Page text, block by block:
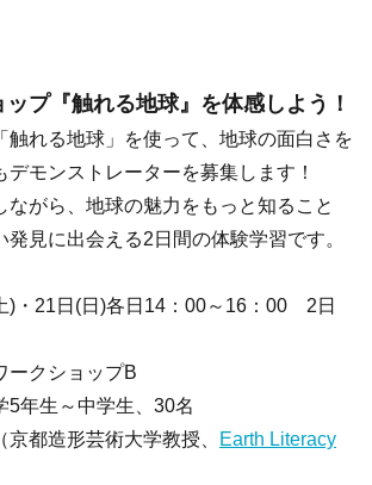
ップ『触れる地球』を体感しよう！
触れる地球」を使って、地球の面白さを
デモンストレーターを募集します！
ながら、地球の魅力をもっと知ること
発見に出会える2日間の体験学習です。
)・21日(日)各日14：00～16：00 2日
ークショップB
5年生～中学生、30名
都造形芸術大学教授、
Earth Literacy